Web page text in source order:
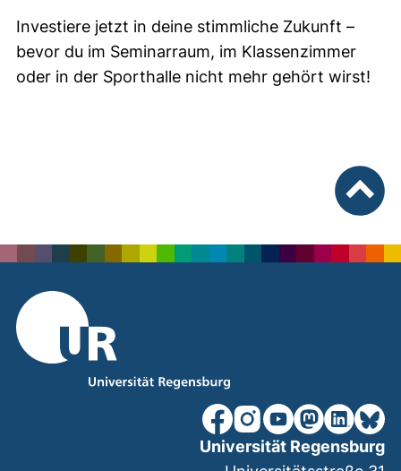
Investiere jetzt in deine stimmliche Zukunft –
bevor du im Seminarraum, im Klassenzimmer
oder in der Sporthalle nicht mehr gehört wirst!
unsere Facebook-Seite
unsere Instagram-
unsere YouTube-
unsereunsere
Universität Regensburg